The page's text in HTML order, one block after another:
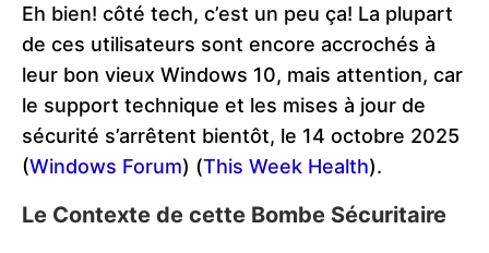
Eh bien! côté tech, c’est un peu ça! La plupart
de ces utilisateurs sont encore accrochés à
leur bon vieux Windows 10, mais attention, car
le support technique et les mises à jour de
sécurité s’arrêtent bientôt, le 14 octobre 2025​
(Windows Forum) (This Week Health)​.
Le Contexte de cette Bombe Sécuritaire